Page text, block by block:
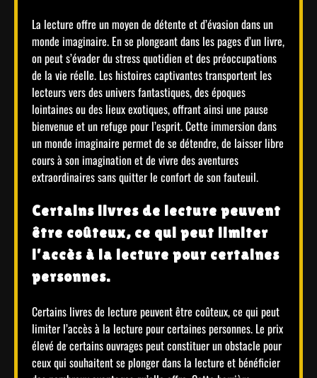
La lecture offre un moyen de détente et d’évasion dans un
monde imaginaire. En se plongeant dans les pages d’un livre,
on peut s’évader du stress quotidien et des préoccupations
de la vie réelle. Les histoires captivantes transportent les
lecteurs vers des univers fantastiques, des époques
lointaines ou des lieux exotiques, offrant ainsi une pause
bienvenue et un refuge pour l’esprit. Cette immersion dans
un monde imaginaire permet de se détendre, de laisser libre
cours à son imagination et de vivre des aventures
extraordinaires sans quitter le confort de son fauteuil.
Certains livres de lecture peuvent
être coûteux, ce qui peut limiter
l’accès à la lecture pour certaines
personnes.
Certains livres de lecture peuvent être coûteux, ce qui peut
limiter l’accès à la lecture pour certaines personnes. Le prix
élevé de certains ouvrages peut constituer un obstacle pour
ceux qui souhaitent se plonger dans la lecture et bénéficier